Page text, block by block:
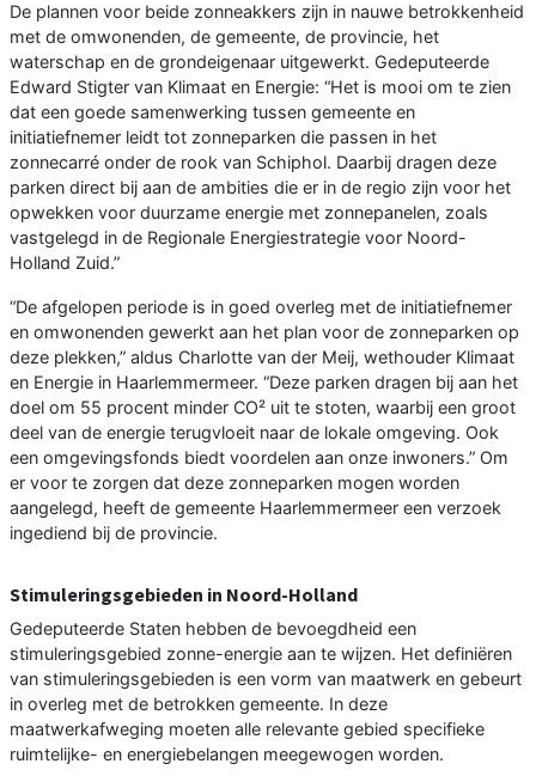
De plannen voor beide zonneakkers zijn in nauwe betrokkenheid
met de omwonenden, de gemeente, de provincie, het
waterschap en de grondeigenaar uitgewerkt. Gedeputeerde
Edward Stigter van Klimaat en Energie: “Het is mooi om te zien
dat een goede samenwerking tussen gemeente en
initiatiefnemer leidt tot zonneparken die passen in het
zonnecarré onder de rook van Schiphol. Daarbij dragen deze
parken direct bij aan de ambities die er in de regio zijn voor het
opwekken voor duurzame energie met zonnepanelen, zoals
vastgelegd in de Regionale Energiestrategie voor Noord-
Holland Zuid.”
“De afgelopen periode is in goed overleg met de initiatiefnemer
en omwonenden gewerkt aan het plan voor de zonneparken op
deze plekken,” aldus Charlotte van der Meij, wethouder Klimaat
en Energie in Haarlemmermeer. “Deze parken dragen bij aan het
doel om 55 procent minder CO² uit te stoten, waarbij een groot
deel van de energie terugvloeit naar de lokale omgeving. Ook
een omgevingsfonds biedt voordelen aan onze inwoners.” Om
er voor te zorgen dat deze zonneparken mogen worden
aangelegd, heeft de gemeente Haarlemmermeer een verzoek
ingediend bij de provincie.
Stimuleringsgebieden in Noord-Holland
Gedeputeerde Staten hebben de bevoegdheid een
stimuleringsgebied zonne-energie aan te wijzen. Het definiëren
van stimuleringsgebieden is een vorm van maatwerk en gebeurt
in overleg met de betrokken gemeente. In deze
maatwerkafweging moeten alle relevante gebied specifieke
ruimtelijke- en energiebelangen meegewogen worden.